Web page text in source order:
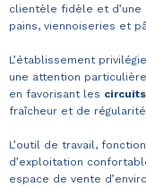
clientèle fidèle et
pains, viennoiseries et
L’établissement
une attention
en favorisant les
fraîcheur et de
L’outil de travail,
d’exploitation
espace de vente